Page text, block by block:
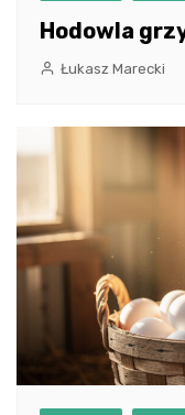
Hodowla
Łukasz Marecki